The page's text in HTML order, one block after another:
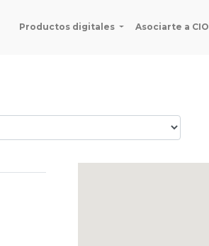
Productos digitales Asociarte a CIO